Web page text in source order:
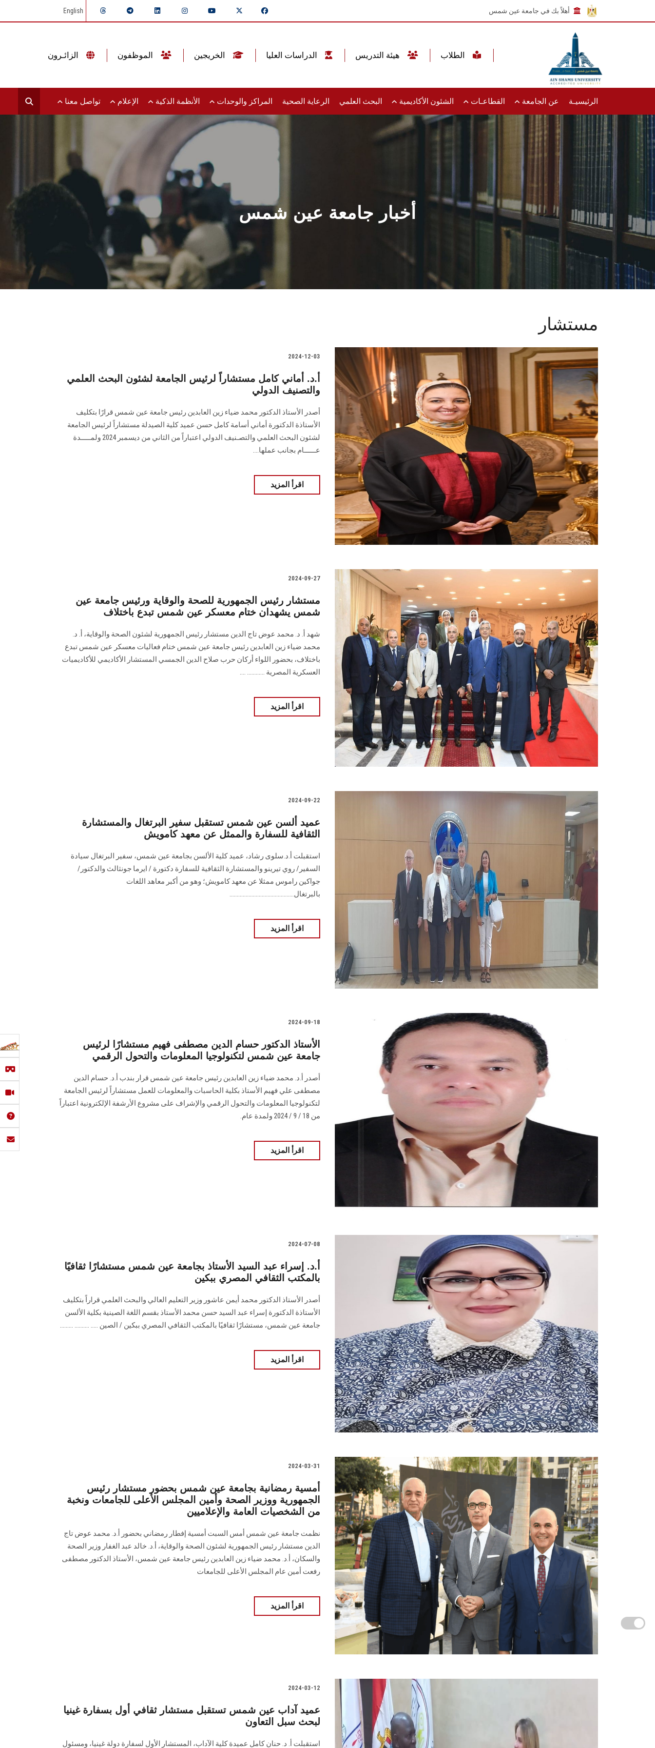
أهلاً بك في جامعة عين شمس English
الرئيسيـة عن الجامعة القطاعـات الشئون الأكاديمية البحث العلمي الرعاية الصحية المراكز والوحدات الأنظمة الذكية الإعلام تواصل معنا
أخبار جامعة عين شمس
مستشار
2024-12-03
أ.د. أماني كامل مستشاراً لرئيس الجامعة لشئون البحث العلمي
والتصنيف الدولي
أصدر الأستاذ الدكتور محمد ضياء زين العابدين رئيس جامعة عين شمس قرارًا بتكليف
الأستاذة ‏الدكتورة أماني أسامة كامل حسن عميد كلية الصيدلة مستشاراً لرئيس الجامعة
لشئون البحث ‏العلمي والتصـنيف الدولي اعتباراً من الثاني من ديسمبر 2024 ولمـــــدة
‏عــــــام بجانب عملها...‏.
اقرأ المزيد
2024-09-27
مستشار رئيس الجمهورية للصحة والوقاية ورئيس جامعة عين
شمس يشهدان ختام معسكر عين شمس تبدع باختلاف
شهد أ. د. محمد عوض تاج الدين مستشار رئيس الجمهورية لشئون الصحة والوقاية، أ. د.
محمد ضياء زين العابدين رئيس جامعة عين شمس ختام فعاليات معسكر عين شمس تبدع
باختلاف، بحضور اللواء أركان حرب صلاح الدين الجمسي المستشار الأكاديمي للأكاديميات
العسكرية المصرية ............ ....
اقرأ المزيد
2024-09-22
عميد ألسن عين شمس تستقبل سفير البرتغال والمستشارة
الثقافية للسفارة والممثل عن معهد كامويش
استقبلت أ.د.سلوى رشاد، عميد كلية الألسن بجامعة عين شمس، سفير البرتغال سيادة
السفير/ روي تيرينو والمستشارة الثقافية للسفارة دكتورة / ايرما جونثالث والدكتور/
جواكين راموس ممثلا عن معهد كامويش؛ وهو من أكبر معاهد اللغات
بالبرتغال............................................
اقرأ المزيد
2024-09-18
الأستاذ الدكتور حسام الدين مصطفى فهيم مستشارًا لرئيس
جامعة عين شمس لتكنولوجيا المعلومات والتحول الرقمي
أصدر أ.د. محمد ضياء زين العابدين رئيس جامعة عين شمس قرار بندب أ.د. حسام الدين
مصطفى علي فهيم الأستاذ بكلية الحاسبات والمعلومات للعمل مستشاراً لرئيس الجامعة
لتكنولوجيا المعلومات والتحول الرقمي والإشراف على مشروع الأرشفة الإلكترونية اعتباراً
من 18 / 9 / 2024 ولمدة عام.
اقرأ المزيد
2024-07-08
أ.د. إسراء عبد السيد الأستاذ بجامعة عين شمس مستشارًا ثقافيًا
بالمكتب الثقافي المصري ببكين
أصدر الأستاذ الدكتور محمد أيمن عاشور وزير التعليم العالي والبحث العلمي قراراً بتكليف
‏الأستاذة الدكتورة إسراء عبد السيد حسن محمد الأستاذ بقسم اللغة الصينية بكلية الألسن
جامعة ‏عين شمس، مستشارًا ثقافيًا بالمكتب الثقافي المصري ببكين / الصين ..... .......... .........‏
اقرأ المزيد
2024-03-31
أمسية رمضانية بجامعة عين شمس بحضور مستشار رئيس
الجمهورية ووزير الصحة وأمين المجلس الأعلى للجامعات ونخبة
من الشخصيات العامة والإعلاميين
نظمت جامعة عين شمس أمس السبت أمسية إفطار رمضاني بحضور أ.د. محمد ‏عوض تاج
الدين مستشار رئيس الجمهورية لشئون الصحة والوقاية، أ.د. خالد عبد ‏الغفار وزير الصحة
والسكان، أ.د. محمد ضياء زين العابدين رئيس جامعة عين ‏شمس، الأستاذ الدكتور مصطفى
رفعت أمين عام المجلس الأعلى للجامعات
اقرأ المزيد
2024-03-12
عميد آداب عين شمس تستقبل مستشار ثقافي أول بسفارة غينيا
لبحث سبل التعاون
استقبلت أ. د. حنان كامل عميدة كلية الآداب، المستشار الأول لسفارة دولة غينيا، ومسئول